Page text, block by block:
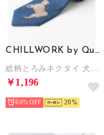
CHILLWORK by Quit Running
￥1,196
60% 20